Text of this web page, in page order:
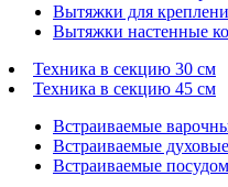
Вытяжки для
Вытяжки настенные
Техника в секцию 30 см
Техника в секцию 45 см
Встраиваемые
Встраиваемые
Встраиваемые